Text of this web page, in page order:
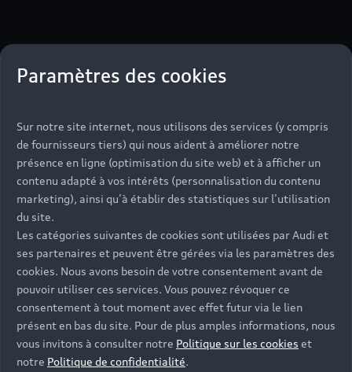
Paramètres des cookies
Sur notre site internet, nous utilisons des services (y compris
de fournisseurs tiers) qui nous aident à améliorer notre
présence en ligne (optimisation du site web) et à afficher un
contenu adapté à vos intérêts (personnalisation du contenu
marketing), ainsi qu’à établir des statistiques sur l’utilisation
du site.
Les catégories suivantes de cookies sont utilisées par Audi et
ses partenaires et peuvent être gérées via les paramètres des
cookies. Nous avons besoin de votre consentement avant de
pouvoir utiliser ces services. Vous pouvez révoquer ce
consentement à tout moment avec effet futur via le lien
présent en bas du site. Pour de plus amples informations, nous
vous invitons à consulter notre Politique sur les cookies et
notre Politique de confidentialité.